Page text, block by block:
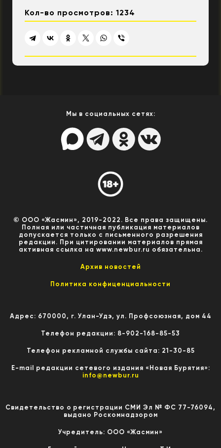
Кол-во просмотров: 1234
Мы в социальных сетях:
© ООО «Жасмин», 2019-2022. Все права защищены.
Полная или частичная публикация материалов
допускается только с письменного разрешения
редакции. При цитировании материалов прямая
активная ссылка на www.newbur.ru обязательна.
Архив новостей
Политика конфиценциальности
Адрес: 670000, г. Улан-Удэ, ул. Профсоюзная, дом 44
Телефон редакции: 8-902-168-85-53
Телефон рекламной службы сайта: 21-30-85
E-mail редакции сетевого издания «Новая Бурятия»:
info@newbur.ru
Свидетельство о регистрации СМИ Эл № ФС 77-76094,
выдано Роскомнадзором
Учредитель: ООО «Жасмин»